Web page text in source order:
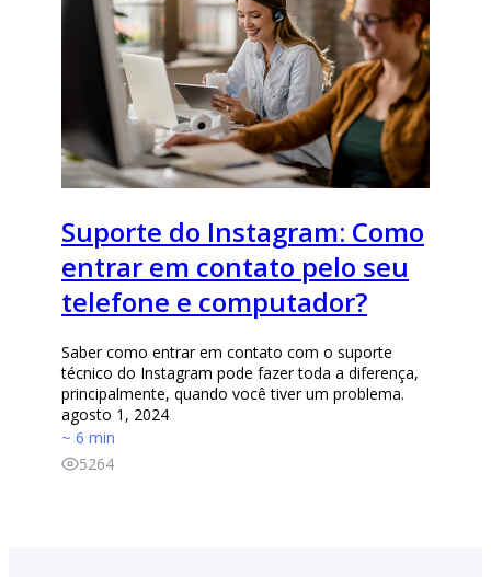
Suporte do Instagram: Como
entrar em contato pelo seu
telefone e computador?
Saber como entrar em contato com o suporte
técnico do Instagram pode fazer toda a diferença,
principalmente, quando você tiver um problema.
agosto 1, 2024
~ 6 min
5264